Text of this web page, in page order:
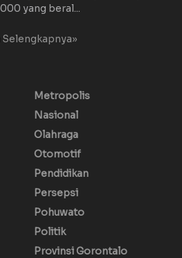
yang beral...
Selengkapnya»
Metropolis
Nasional
Olahraga
Otomotif
Pendidikan
Persepsi
Pohuwato
Politik
Provinsi Gorontalo